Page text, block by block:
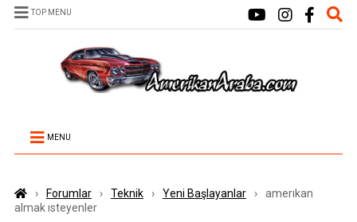
TOP MENU
MENU
› Forumlar › Teknik › Yeni Başlayanlar ›
amerıkan
almak ısteyenler